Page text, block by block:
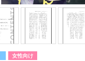
女性向け